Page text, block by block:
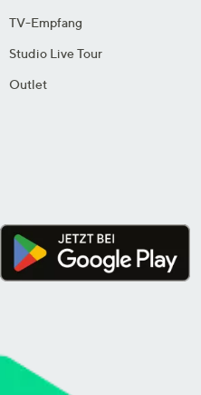
TV-Empfang
Studio Live Tour
Outlet